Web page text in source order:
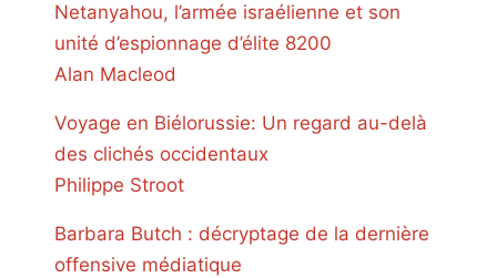
Netanyahou, l’armée israélienne et son
unité d’espionnage d’élite 8200
Alan Macleod
Voyage en Biélorussie: Un regard au-delà
des clichés occidentaux
Philippe Stroot
Barbara Butch : décryptage de la dernière
offensive médiatique